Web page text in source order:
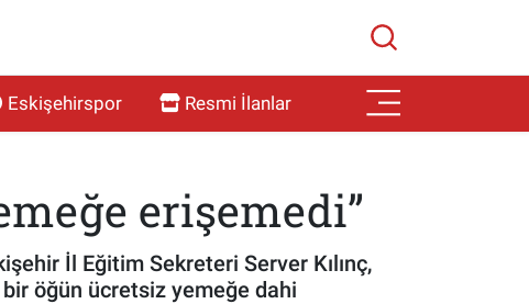
Eskişehirspor Resmi İlanlar
erişemedi”
İl Eğitim Sekreteri Server Kılınç,
öğün ücretsiz yemeğe dahi